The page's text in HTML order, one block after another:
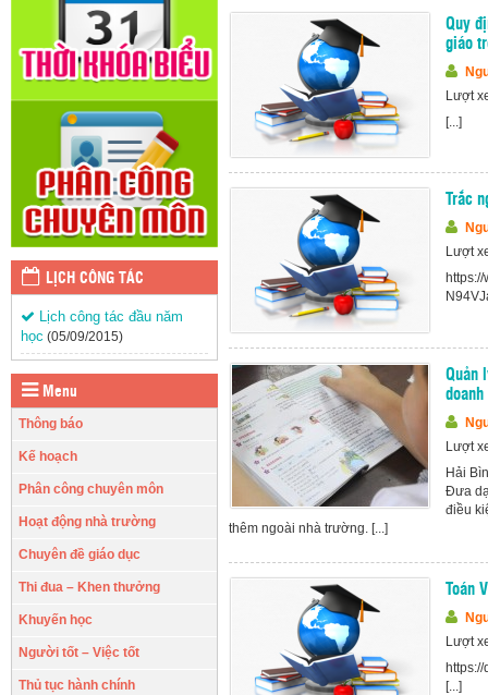
LỊCH CÔNG TÁC
Lịch công tác đầu năm
học (05/09/2015)
Menu
Thông báo
Kế hoạch
Phân công chuyên môn
Hoạt động nhà trường
Chuyên đề giáo dục
Thi đua – Khen thưởng
Khuyến học
Người tốt – Việc tốt
Thủ tục hành chính
Quy
giáo
Lượt
[...]
Trắc
Lượt
Quản
Lượt
Hải
Đưa
điều
thêm ngoài nhà trường. [...]
Toán
Lượt
[...]